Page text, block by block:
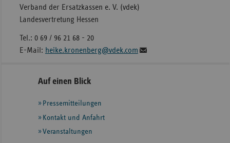
Verband der Ersatzkassen e. V. (vdek)
Landesvertretung Hessen
Tel.: 0 69 / 96 21 68 - 20
E-Mail: heike.kronenberg@vdek.com
Seitennavigation
Seitenleiste
weiteren
Informationen
Auf einen Blick
Pressemitteilungen
Kontakt und Anfahrt
Veranstaltungen